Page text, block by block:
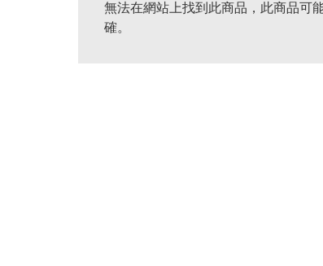
無法在網站上找到此商品，此商品可
確。